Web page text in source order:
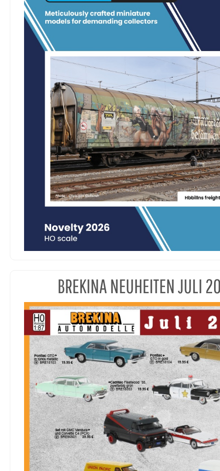
BREKINA NEUHEITEN JULI